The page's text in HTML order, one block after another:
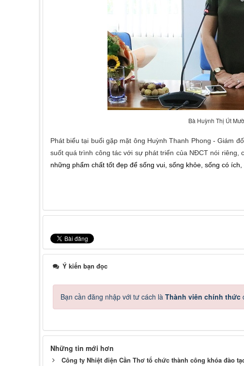
Bà Huỳnh Thị Út
Phát biểu tại buổi gặp mặt ông Huỳnh Thanh Phong - Giám
suốt quá trình công tác với sự phát triển của NĐCT nói riêng,
những phẩm chất tốt đẹp để sống vui, sống khỏe, sống có
Ý kiến bạn đọc
Bạn cần đăng nhập với tư cách là Thành viên chính thức
Những tin mới hơn
Công ty Nhiệt điện Cần Thơ tổ chức thành công khóa đào